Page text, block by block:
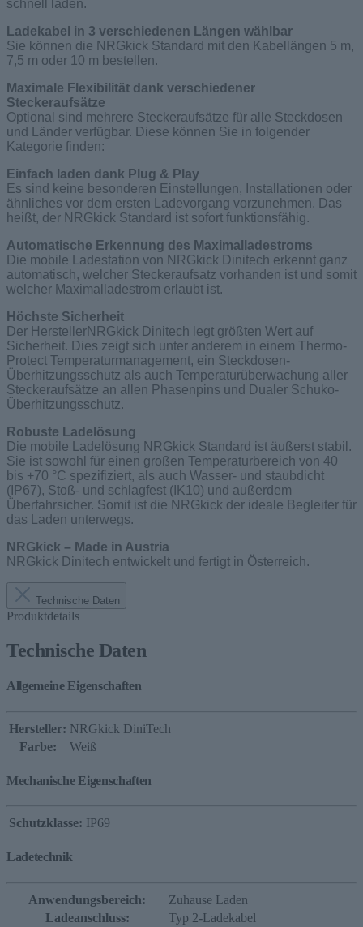
schnell laden.
Ladekabel in 3 verschiedenen Längen wählbar
Sie können die NRGkick Standard mit den Kabellängen 5 m,
7,5 m oder 10 m bestellen.
Maximale Flexibilität dank verschiedener
Steckeraufsätze
Optional sind mehrere Steckeraufsätze für alle Steckdosen
und Länder verfügbar. Diese können Sie in folgender
Kategorie finden:
Einfach laden dank Plug & Play
Es sind keine besonderen Einstellungen, Installationen oder
ähnliches vor dem ersten Ladevorgang vorzunehmen. Das
heißt, der NRGkick Standard ist sofort funktionsfähig.
Automatische Erkennung des Maximalladestroms
Die mobile Ladestation von NRGkick Dinitech erkennt ganz
automatisch, welcher Steckeraufsatz vorhanden ist und somit
welcher Maximalladestrom erlaubt ist.
Höchste Sicherheit
Der HerstellerNRGkick Dinitech legt größten Wert auf
Sicherheit. Dies zeigt sich unter anderem in einem Thermo-
Protect Temperaturmanagement, ein Steckdosen-
Überhitzungsschutz als auch Temperaturüberwachung aller
Steckeraufsätze an allen Phasenpins und Dualer Schuko-
Überhitzungsschutz.
Robuste Ladelösung
Die mobile Ladelösung NRGkick Standard ist äußerst stabil.
Sie ist sowohl für einen großen Temperaturbereich von 40
bis +70 °C spezifiziert, als auch Wasser- und staubdicht
(IP67), Stoß- und schlagfest (IK10) und außerdem
Überfahrsicher. Somit ist die NRGkick der ideale Begleiter für
das Laden unterwegs.
NRGkick – Made in Austria
NRGkick Dinitech entwickelt und fertigt in Österreich.
Technische Daten
Produktdetails
Technische Daten
Allgemeine Eigenschaften
Hersteller: NRGkick DiniTech
Farbe:
Weiß
Mechanische Eigenschaften
Schutzklasse: IP69
Ladetechnik
Anwendungsbereich:
Zuhause Laden
Ladeanschluss:
Typ 2-Ladekabel